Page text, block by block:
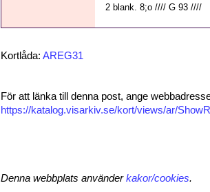
2 blank. 8;o //// G 93 ////
Kortlåda: AREG31
För att länka till denna post, ange
https://katalog.visarkiv.se/kort/views/ar/
Denna webbplats använderkakor/cookies.